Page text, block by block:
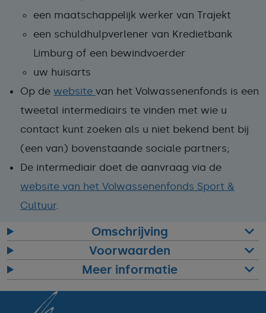
een maatschappelijk werker van Trajekt
een schuldhulpverlener van Kredietbank
Limburg of een bewindvoerder
uw huisarts
Op de website van het Volwassenenfonds is een
tweetal intermediairs te vinden met wie u
contact kunt zoeken als u niet bekend bent bij
(een van) bovenstaande sociale partners;
De intermediair doet de aanvraag via de
website van het Volwassenenfonds Sport &
Cultuur.
Omschrijving
Voorwaarden
Meer informatie